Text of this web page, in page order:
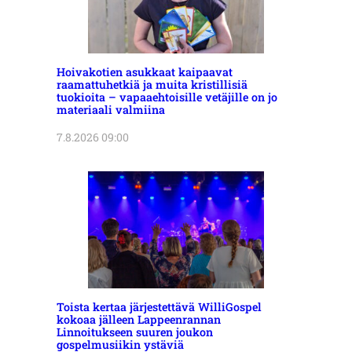
Hoivakotien asukkaat kaipaavat
raamattuhetkiä ja muita kristillisiä
tuokioita – vapaaehtoisille vetäjille on jo
materiaali valmiina
7.8.2026 09:00
Toista kertaa järjestettävä WilliGospel
kokoaa jälleen Lappeenrannan
Linnoitukseen suuren joukon
gospelmusiikin ystäviä